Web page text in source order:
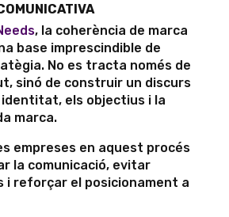
, la coherència de marca
base imprescindible de
No es tracta només de
sinó de construir un discurs
els objectius i la
marca.
empreses en aquest procés
la comunicació, evitar
i reforçar el posicionament a